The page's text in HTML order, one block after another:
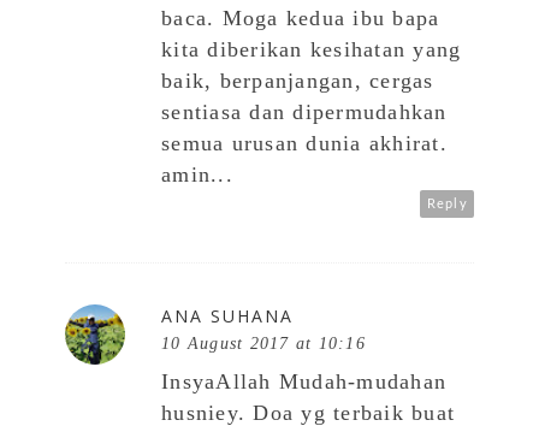
baca. Moga kedua ibu bapa
kita diberikan kesihatan yang
baik, berpanjangan, cergas
sentiasa dan dipermudahkan
semua urusan dunia akhirat.
amin...
Reply
ANA SUHANA
10 August 2017 at 10:16
InsyaAllah Mudah-mudahan
husniey. Doa yg terbaik buat